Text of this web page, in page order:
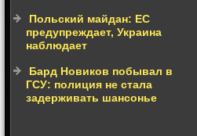
Польский майдан: ЕС
предупреждает, Украина
наблюдает
Бард Новиков побывал в
ГСУ: полиция не стала
задерживать шансонье